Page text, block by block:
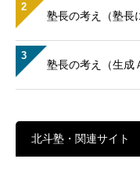
2
塾長の考え（塾
3
塾長の考え（生
北斗塾・関連サイト